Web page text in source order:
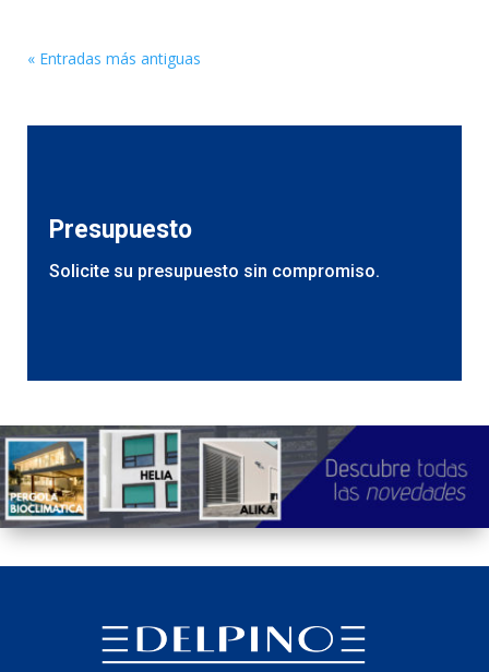
« Entradas más antiguas
Presupuesto
Solicite su presupuesto sin compromiso.